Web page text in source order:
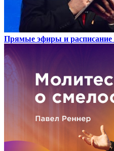
Прямые эфиры и расписание